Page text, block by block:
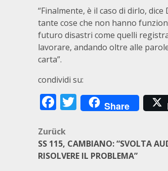
“Finalmente, è il caso di dirlo,
tante cose che non hanno
futuro disastri come quelli
lavorare, andando oltre alle
carta”.
condividi su:
Facebook
Twitter
Share
Beitragsnavigation
Zurück
SS 115, CAMBIANO: “SVOLTA
RISOLVERE IL PROBLEMA”